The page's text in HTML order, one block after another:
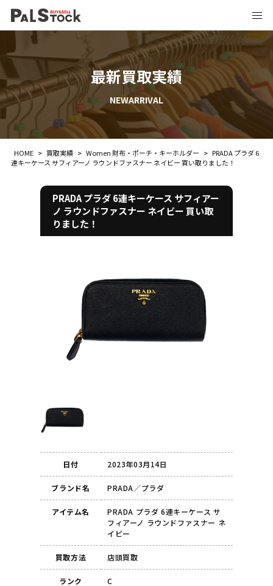
最新買取実績
NEWARRIVAL
HOME > 買取実績 > Women 財布・ポーチ・キーホルダー > PRADA プラダ 6
連キーケース サフィアーノ ラウンドファスナー ネイビー 買い取りました！
PRADA プラダ 6連キーケース サフィアー
ノ ラウンドファスナー ネイビー 買い取
りました！
日付 2023年03月14日
ブランド名 PRADA／プラダ
アイテム名
PRADA プラダ 6連キーケース サ
フィアーノ ラウンドファスナー ネ
イビー
買取方法 店頭買取
ランク C